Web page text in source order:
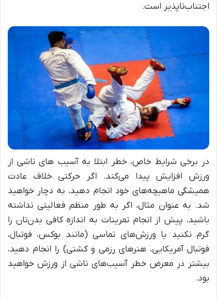
اجتناب‌ناپذیر است.
در برخی شرایط خاص، خطر ابتلا به آسیب های ناشی از
ورزش افزایش پیدا می‌کند. اگر حرکتی خلاف عادت
همیشگی ماهیچه‌های خود انجام دهید، به دچار خواهید
شد. به عنوان مثال، اگر به طور منظم فعالیتی نداشته
باشید، پیش از انجام تمرینات به اندازه کافی بدن‌تان را
گرم نکنید یا ورزش‌های تماسی (مانند بوکس، فوتبال،
فوتبال آمریکایی، هنرهای رزمی و کشتی) را انجام دهید،
بیشتر در معرض خطر آسیب‌های ناشی از ورزش خواهید
بود.